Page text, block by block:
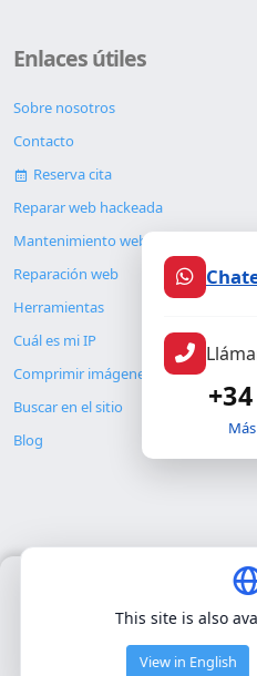
Enlaces útiles
Sobre nosotros
Contacto
Reserva cita
Reparar web hackeada
Mantenimiento web
Reparación web
Herramientas
Cuál es mi IP
Comprimir imágenes
Buscar en el sitio
Blog
© Copyright 2026.
Legal
Usamos únicamente cookies
This site is also
View in English